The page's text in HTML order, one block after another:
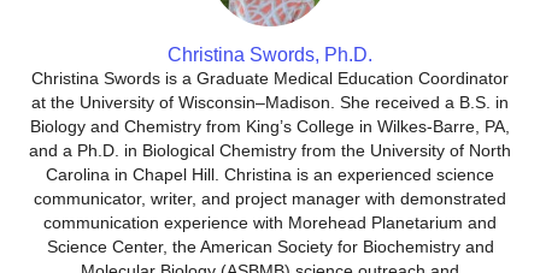
Christina Swords, Ph.D.
Christina Swords is a Graduate Medical Education Coordinator
at the University of Wisconsin–Madison. She received a B.S. in
Biology and Chemistry from King’s College in Wilkes-Barre, PA,
and a Ph.D. in Biological Chemistry from the University of North
Carolina in Chapel Hill. Christina is an experienced science
communicator, writer, and project manager with demonstrated
communication experience with Morehead Planetarium and
Science Center, the American Society for Biochemistry and